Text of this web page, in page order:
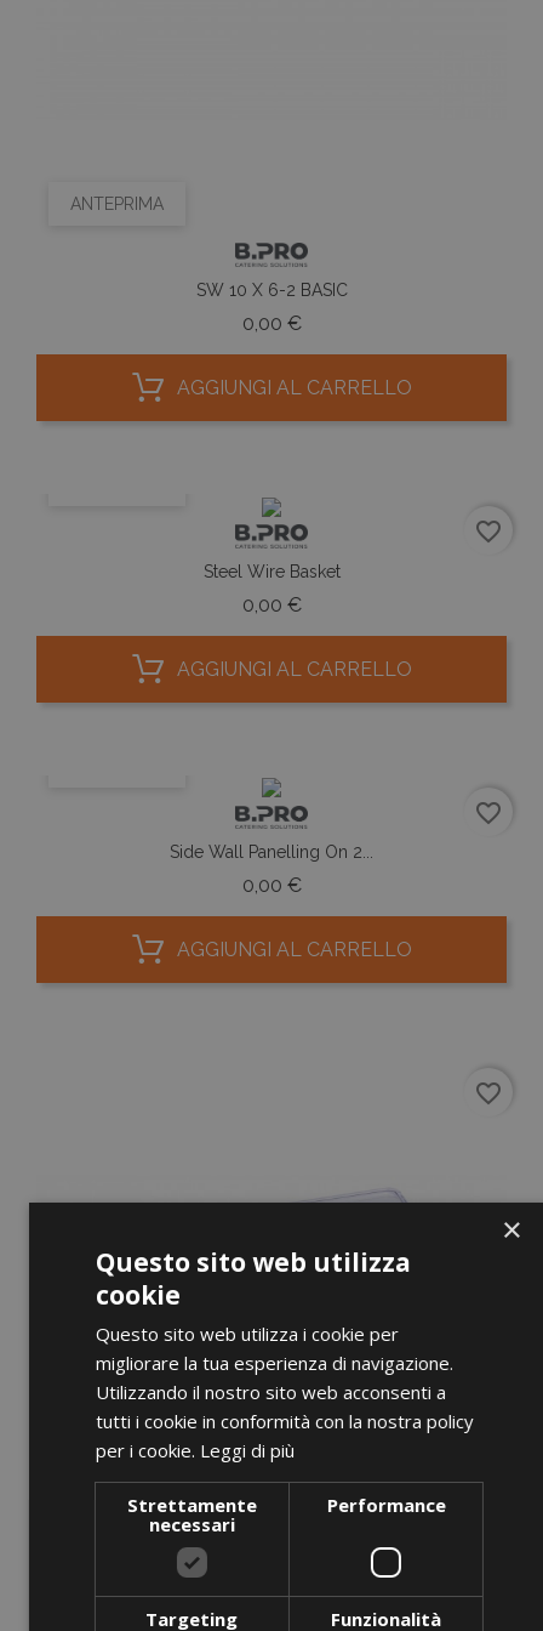
ANTEPRIMA
SW 10 X 6-2 BASIC
0,00 €Prezzo
AGGIUNGI AL CARRELLO
Steel Wire Basket
0,00 €Prezzo
AGGIUNGI AL CARRELLO
favorite_border
Side Wall Panelling On 2...
0,00 €Prezzo
AGGIUNGI AL CARRELLO
favorite_border
favorite_border
×
Questo sito web utilizza
cookie
Questo sito web utilizza i cookie per
migliorare la tua esperienza di navigazione.
Utilizzando il nostro sito web acconsenti a
tutti i cookie in conformità con la nostra policy
per i cookie. Leggi di più
Strettamente
necessari
Performance
Targeting Funzionalità